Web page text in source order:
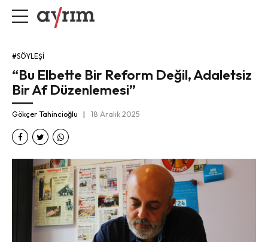
#SÖYLEŞI
“Bu Elbette Bir Reform Değil, Adaletsiz
Bir Af Düzenlemesi”
Gökçer Tahincioğlu 18 Aralık 2025